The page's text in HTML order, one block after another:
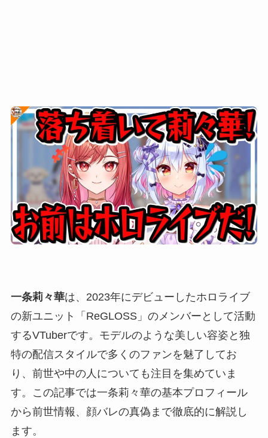
一条莉々華は、2023年にデビューしたホロライブ
の新ユニット「ReGLOSS」のメンバーとして活動
するVTuberです。モデルのような美しい容姿と独
特の配信スタイルで多くのファンを魅了してお
り、前世や中の人についても注目を集めていま
す。この記事では一条莉々華の基本プロフィール
から前世情報、顔バレの真偽まで徹底的に解説し
ます。